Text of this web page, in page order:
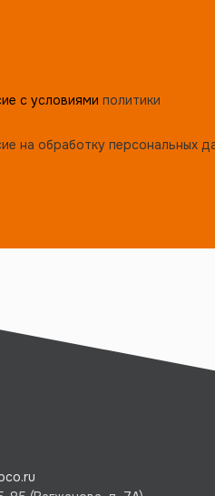
с условиямиполитики
на обработку персональных